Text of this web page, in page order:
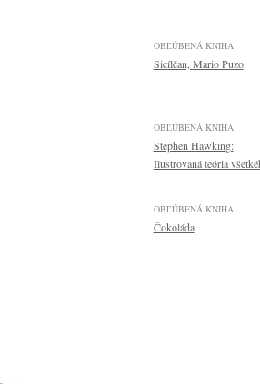
OBĽÚBENÁ KNIHA
Sicílčan, Mario Puzo
OBĽÚBENÁ KNIHA
Stephen Hawking:
Ilustrovaná teória
OBĽÚBENÁ KNIHA
Čokoláda